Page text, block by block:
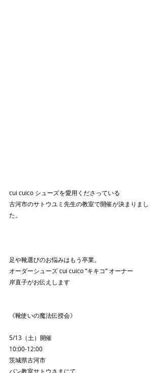
cui cuico シューズを愛用くださっている
古河市のサトウユミ先生の教室で開催が決まりまし
た。
足や靴選びのお悩みはもう卒業。
オーダーシューズ cui cuico “キキコ” オーナー
岸直子がお伝えします
《靴使いの魔法伝授会》
5/13（土）開催
10:00-12:00
茨城県古河市
パン教室サトウさまにて